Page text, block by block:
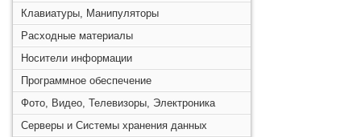
Клавиатуры, Манипуляторы
Расходные материалы
Носители информации
Программное обеспечение
Фото, Видео, Телевизоры, Электроника
Серверы и Системы хранения данных